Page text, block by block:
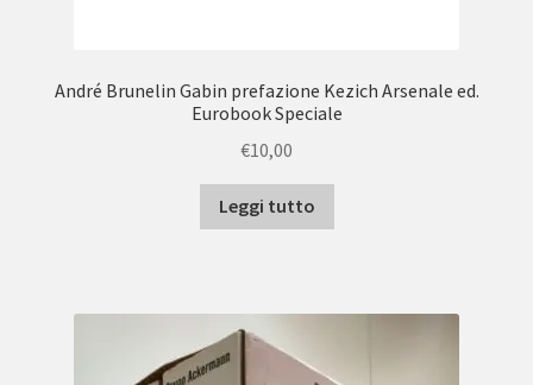
André Brunelin Gabin prefazione Kezich Arsenale ed.
Eurobook Speciale
€10,00
Leggi tutto